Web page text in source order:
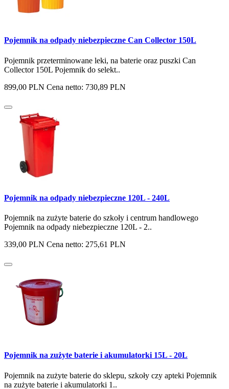
Pojemnik na odpady niebezpieczne Can Collector 150L
Pojemnik przeterminowane leki, na baterie oraz puszki Can
Collector 150L Pojemnik do selekt..
899,00 PLN Cena netto: 730,89 PLN
Pojemnik na odpady niebezpieczne 120L - 240L
Pojemnik na zużyte baterie do szkoły i centrum handlowego
Pojemnik na odpady niebezpieczne 120L - 2..
339,00 PLN Cena netto: 275,61 PLN
Pojemnik na zużyte baterie i akumulatorki 15L - 20L
Pojemnik na zużyte baterie do sklepu, szkoły czy apteki Pojemnik
na zużyte baterie i akumulatorki 1..